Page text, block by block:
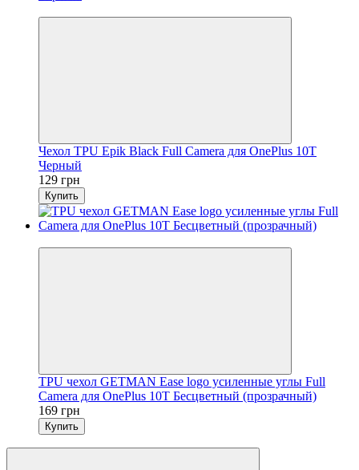
Чехол TPU Epik Black Full Camera для OnePlus 10T
Черный
129 грн
Купить
TPU чехол GETMAN Ease logo усиленные углы Full
Camera для OnePlus 10T Бесцветный (прозрачный)
169 грн
Купить